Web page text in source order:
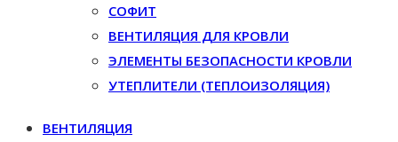
СОФИТ
ВЕНТИЛЯЦИЯ ДЛЯ КРОВЛИ
ЭЛЕМЕНТЫ БЕЗОПАСНОСТИ КРОВЛИ
УТЕПЛИТЕЛИ (ТЕПЛОИЗОЛЯЦИЯ)
ВЕНТИЛЯЦИЯ